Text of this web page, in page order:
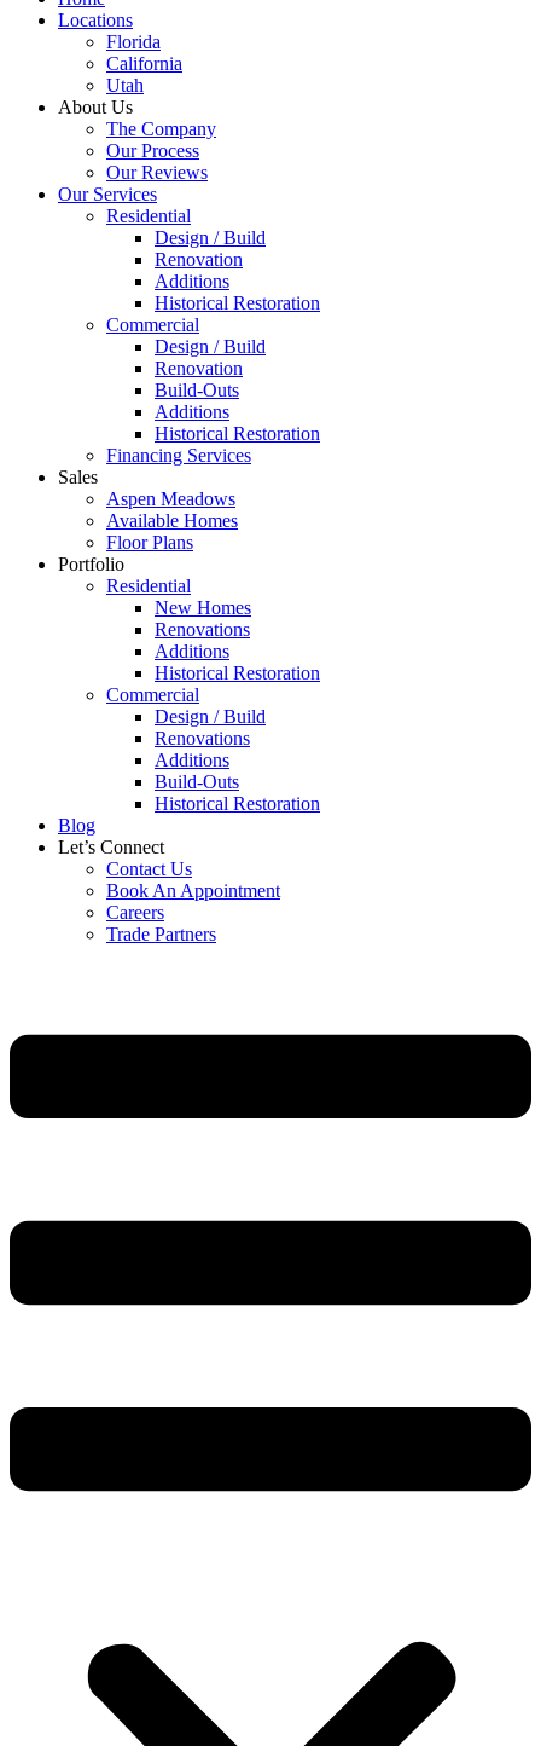
Locations
Florida
California
Utah
About Us
The Company
Our Process
Our Reviews
Our Services
Residential
Design / Build
Renovation
Additions
Historical Restoration
Commercial
Design / Build
Renovation
Build-Outs
Additions
Historical Restoration
Financing Services
Sales
Aspen Meadows
Available Homes
Floor Plans
Portfolio
Residential
New Homes
Renovations
Additions
Historical Restoration
Commercial
Design / Build
Renovations
Additions
Build-Outs
Historical Restoration
Blog
Let’s Connect
Contact Us
Book An Appointment
Careers
Trade Partners